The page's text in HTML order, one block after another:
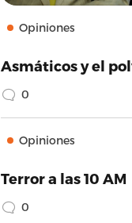
Opiniones
Asmáticos y el
0
Opiniones
Terror a las 10 AM
0